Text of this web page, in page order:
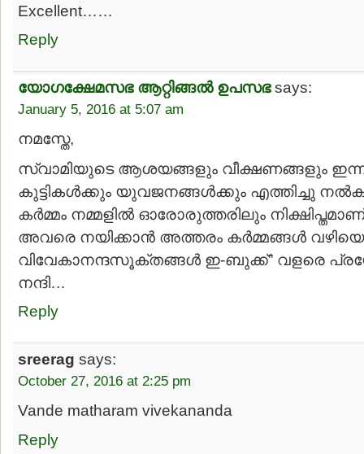
Excellent……
Reply
യോഗക്ഷേമസഭ ആറ്റിങ്ങല്‍ ഉപസഭ says:
January 5, 2016 at 5:07 am
നമസ്തേ,
സ്വാമിയുടെ ആശയങ്ങളും വീക്ഷണങ്ങളും
കുട്ടികള്‍ക്കും യുവജനങ്ങള്‍ക്കും എത്തിച്ചു
കര്‍മ്മം നമ്മളില്‍ ഓരോരുത്തരിലും
അവരെ നയിക്കാന്‍ അത്തരം കര്‍മ്മങ്ങള്‍
വിവേകാനന്ദസൂക്തങ്ങള്‍ ഇ-ബുക്ക്” വളരെ
നന്ദി…
Reply
sreerag says:
October 27, 2016 at 2:25 pm
Vande matharam vivekananda
Reply